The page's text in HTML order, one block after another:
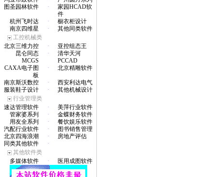
图圣园林软件
·
家园HCAD软
件
杭州飞时达
·
橱衣柜设计
南京四维星
·
其他同类软件
工控机械类
北京三维力控
·
亚控组态王
昆仑同态
MCGS
·
清华天河
PCCAD
CAXA电子图
板
· 北京精雕软件
南京斯沃数控 ·
西安利达电气
服装鞋子设计
·
其他机械设计
行业管理类
速达管理软件
·
美萍行业软件
管家婆系列
·
金蝶财务软件
用友全系列
·
餐饮娱乐软件
汽配行业软件
·
图书销售管理
北京四海浪潮
·
房地产评估
同类其他软件
·
其他软件类
多媒体软件
· 医用成图软件